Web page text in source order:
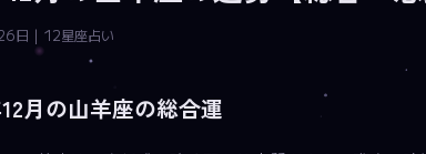
日 | 12星座占い
月の山羊座の総合運